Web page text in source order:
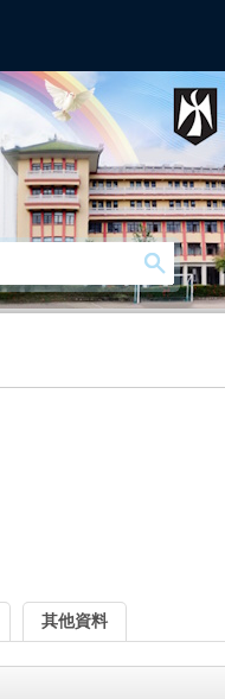
其他資料